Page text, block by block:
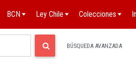
BCN Ley Chile Colecciones
BÚSQUEDA AVANZADA